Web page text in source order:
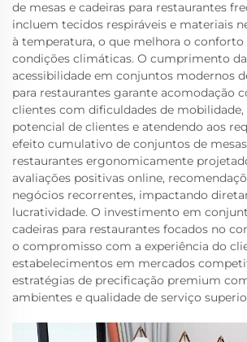
de mesas e cadeiras para restaurantes
incluem tecidos respiráveis e materiais
à temperatura, o que melhora o conforto
condições climáticas. O cumprimento
acessibilidade em conjuntos modernos
para restaurantes garante acomodação
clientes com dificuldades de mobilidade,
potencial de clientes e atendendo aos
efeito cumulativo de conjuntos de mesas
restaurantes ergonomicamente
avaliações positivas online,
negócios recorrentes, impactando
lucratividade. O investimento em
cadeiras para restaurantes focados no
o compromisso com a experiência do
estabelecimentos em mercados
estratégias de precificação premium
ambientes e qualidade de serviço